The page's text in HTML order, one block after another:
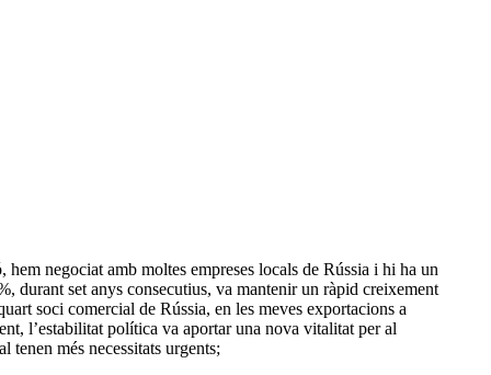
negociat amb moltes empreses locals de Rússia i hi ha un
durant set anys consecutius, va mantenir un ràpid creixement
soci comercial de Rússia, en les meves exportacions a
l’estabilitat política va aportar una nova vitalitat per al
tenen més necessitats urgents;